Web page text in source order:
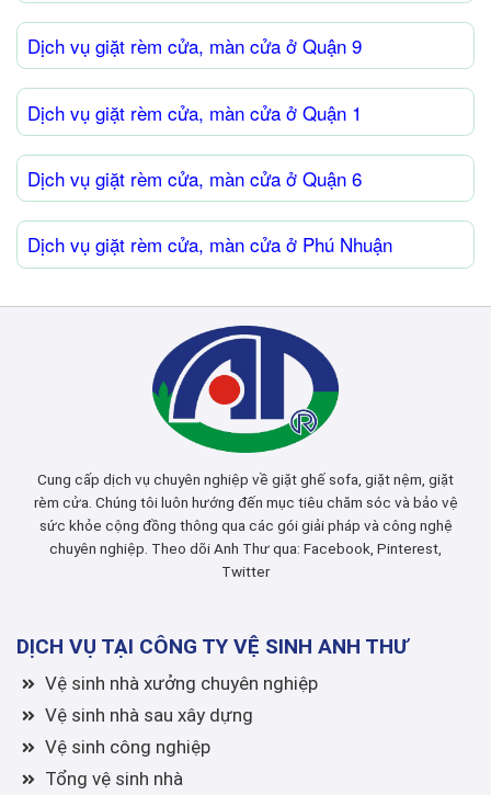
Dịch vụ giặt rèm cửa, màn cửa ở Quận 9
Dịch vụ giặt rèm cửa, màn cửa ở Quận 1
Dịch vụ giặt rèm cửa, màn cửa ở Quận 6
Dịch vụ giặt rèm cửa, màn cửa ở Phú Nhuận
Cung cấp dịch vụ chuyên nghiệp về giặt ghế sofa, giặt nệm, giặt
rèm cửa. Chúng tôi luôn hướng đến mục tiêu chăm sóc và bảo vệ
sức khỏe cộng đồng thông qua các gói giải pháp và công nghệ
chuyên nghiệp. Theo dõi Anh Thư qua: Facebook Pinterest
Twitter
DỊCH VỤ TẠI CÔNG TY VỆ SINH ANH THƯ
Vệ sinh nhà xưởng chuyên nghiệp
Vệ sinh nhà sau xây dựng
Vệ sinh công nghiệp
Tổng vệ sinh nhà